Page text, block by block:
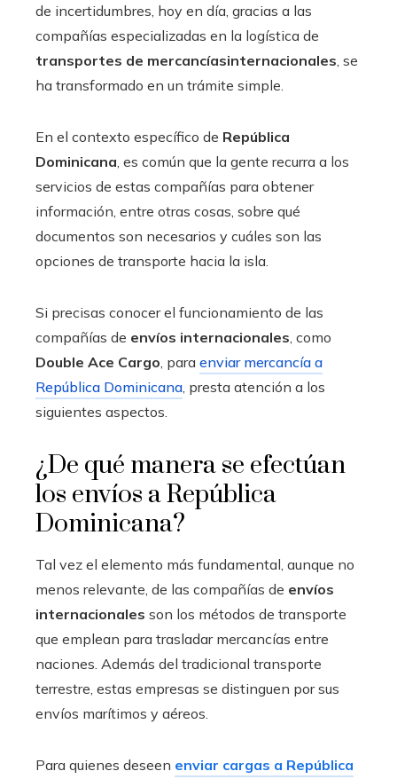
de incertidumbres, hoy en día, gracias a las
compañías especializadas en la logística de
transportes de mercancíasinternacionales , se
ha transformado en un trámite simple.
En el contexto específico de República
Dominicana , es común que la gente recurra a los
servicios de estas compañías para obtener
información, entre otras cosas, sobre qué
documentos son necesarios y cuáles son las
opciones de transporte hacia la isla.
Si precisas conocer el funcionamiento de las
compañías de envíos internacionales , como
Double Ace Cargo , para enviar mercancía a
República Dominicana , presta atención a los
siguientes aspectos.
¿De qué manera se efectúan
los envíos a República
Dominicana?
Tal vez el elemento más fundamental, aunque no
menos relevante, de las compañías de envíos
internacionales son los métodos de transporte
que emplean para trasladar mercancías entre
naciones. Además del tradicional transporte
terrestre, estas empresas se distinguen por sus
envíos marítimos y aéreos.
Para quienes deseen enviar cargas a República